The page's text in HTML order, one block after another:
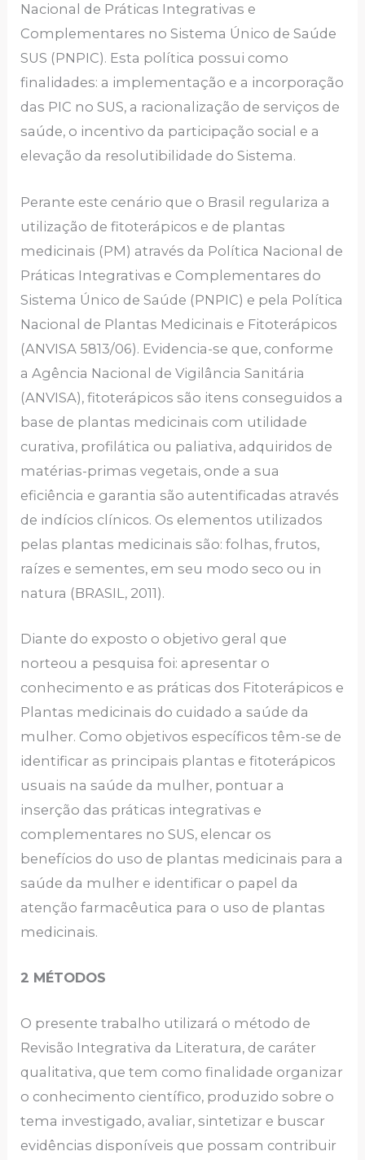
Nacional de Práticas Integrativas e
Complementares no Sistema Único de Saúde
SUS (PNPIC). Esta política possui como
finalidades: a implementação e a incorporação
das PIC no SUS, a racionalização de serviços de
saúde, o incentivo da participação social e a
elevação da resolutibilidade do Sistema.
Perante este cenário que o Brasil regulariza a
utilização de fitoterápicos e de plantas
medicinais (PM) através da Política Nacional de
Práticas Integrativas e Complementares do
Sistema Único de Saúde (PNPIC) e pela Política
Nacional de Plantas Medicinais e Fitoterápicos
(ANVISA 5813/06). Evidencia-se que, conforme
a Agência Nacional de Vigilância Sanitária
(ANVISA), fitoterápicos são itens conseguidos a
base de plantas medicinais com utilidade
curativa, profilática ou paliativa, adquiridos de
matérias-primas vegetais, onde a sua
eficiência e garantia são autentificadas através
de indícios clínicos. Os elementos utilizados
pelas plantas medicinais são: folhas, frutos,
raízes e sementes, em seu modo seco ou in
natura (BRASIL, 2011).
Diante do exposto o objetivo geral que
norteou a pesquisa foi: apresentar o
conhecimento e as práticas dos Fitoterápicos e
Plantas medicinais do cuidado a saúde da
mulher. Como objetivos específicos têm-se de
identificar as principais plantas e fitoterápicos
usuais na saúde da mulher, pontuar a
inserção das práticas integrativas e
complementares no SUS, elencar os
benefícios do uso de plantas medicinais para a
saúde da mulher e identificar o papel da
atenção farmacêutica para o uso de plantas
medicinais.
2 MÉTODOS
O presente trabalho utilizará o método de
Revisão Integrativa da Literatura, de caráter
qualitativa, que tem como finalidade organizar
o conhecimento científico, produzido sobre o
tema investigado, avaliar, sintetizar e buscar
evidências disponíveis que possam contribuir